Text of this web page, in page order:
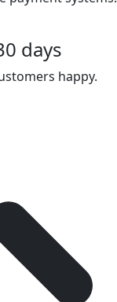
days
happy.